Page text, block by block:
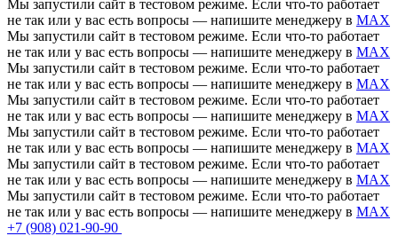
Мы запустили сайт в тестовом режиме. Если что-то работает
не так или у вас есть вопросы — напишите менеджеру в MAX
Мы запустили сайт в тестовом режиме. Если что-то работает
не так или у вас есть вопросы — напишите менеджеру в MAX
Мы запустили сайт в тестовом режиме. Если что-то работает
не так или у вас есть вопросы — напишите менеджеру в MAX
Мы запустили сайт в тестовом режиме. Если что-то работает
не так или у вас есть вопросы — напишите менеджеру в MAX
Мы запустили сайт в тестовом режиме. Если что-то работает
не так или у вас есть вопросы — напишите менеджеру в MAX
Мы запустили сайт в тестовом режиме. Если что-то работает
не так или у вас есть вопросы — напишите менеджеру в MAX
Мы запустили сайт в тестовом режиме. Если что-то работает
не так или у вас есть вопросы — напишите менеджеру в MAX
+7 (908) 021-90-90